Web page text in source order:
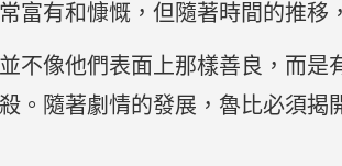
富有和慷慨，但隨著時間的推移
不像他們表面上那樣善良，而
。隨著劇情的發展，魯比必須